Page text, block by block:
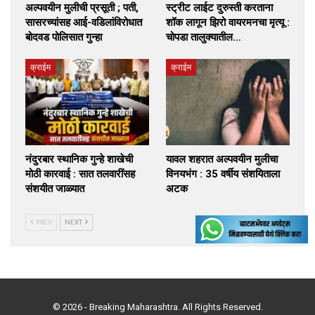
अल्पवयीन मुलीची प्रसूती ; पती,
सासरच्यांसह आई-वडिलांविरोधात
बोदवड पोलिसात गुन्हा
स्ट्रीट लाईट दुरुस्ती करताना
शॉक लागून झिरो वायरमनचा मृत्यू :
चोपडा तालुक्यातील…
क्राईम
नंदुरबार स्थानिक गुन्हे शाखेची
मोठी कारवाई : सात तलवारींसह
संशयीत जाळ्यात
क्राईम
यावल शहरात अल्पवयीन मुलीचा
विनयभंग : 35 वर्षीय संशयिताला
अटक
PREV NEXT
© 2026 - Breaking Maharashtra. All Rights Reserved.